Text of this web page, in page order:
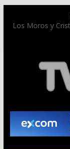
Los Moros y
dan inicio a las
El bando moro
Paco Adsuar
de la memoria
La Entraeta
Campo con la
El XII Festival
figuras
Torrecremada